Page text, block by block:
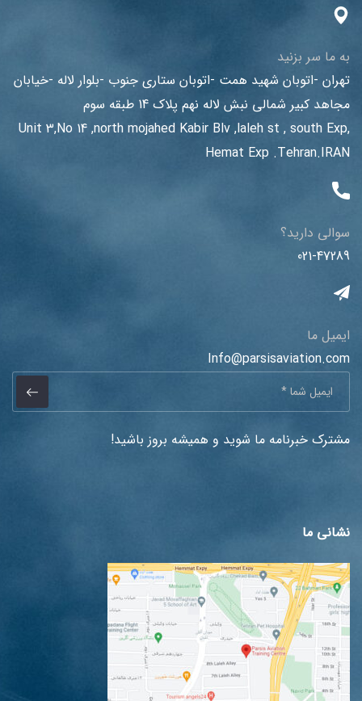
به ما سر بزنید
تهران -اتوبان شهید همت -اتوبان ستاری جنوب -بلوار لاله -خیابان
مجاهد کبیر شمالی نبش لاله نهم پلاک 14 طبقه سوم
Unit 3,No 14 ,north mojahed Kabir Blv ,laleh st , south Exp,
Hemat Exp .Tehran.IRAN
سوالی دارید؟
021-47289
ایمیل ما
Info@parsisaviation.com
مشترک خبرنامه ما شوید و همیشه بروز باشید!
نشانی ما